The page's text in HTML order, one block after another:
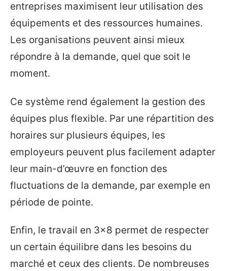
entreprises maximisent leur utilisation des
équipements et des ressources humaines.
Les organisations peuvent ainsi mieux
répondre à la demande, quel que soit le
moment.
Ce système rend également la gestion des
équipes plus flexible. Par une répartition des
horaires sur plusieurs équipes, les
employeurs peuvent plus facilement adapter
leur main-d’œuvre en fonction des
fluctuations de la demande, par exemple en
période de pointe.
Enfin, le travail en 3×8 permet de respecter
un certain équilibre dans les besoins du
marché et ceux des clients. De nombreuses